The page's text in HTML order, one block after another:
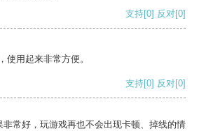
支持[0] 反对[0]
使用起来非常方便。
支持[0] 反对[0]
常好，玩游戏再也不会出现卡顿、掉线的情